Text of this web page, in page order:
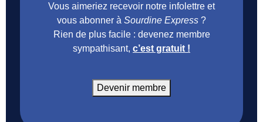
Vous aimeriez recevoir notre infolettre et
vous abonner à Sourdine Express ?
Rien de plus facile : devenez membre
sympathisant, c’est gratuit !
Devenir membre